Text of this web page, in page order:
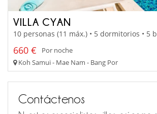
VILLA CYAN
10 personas (11 máx.) • 5 dormitorios • 5
660 €
Por noche
Koh Samui - Mae Nam - Bang Por
Contáctenos